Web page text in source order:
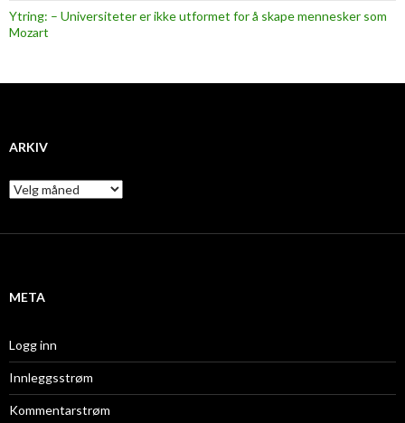
Ytring: – Universiteter er ikke utformet for å skape mennesker som
Mozart
ARKIV
A
r
i
META
Logg inn
Innleggsstrøm
Kommentarstrøm